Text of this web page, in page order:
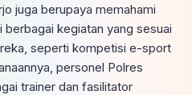
juga berupaya memahami
berbagai kegiatan yang sesuai
seperti kompetisi e-sport
personel Polres
trainer dan fasilitator